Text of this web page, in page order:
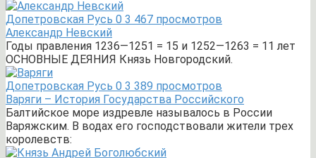
Допетровская Русь 0 3 467 просмотров
Александр Невский
Годы правления 1236—1251 = 15 и 1252—1263 = 11 лет
ОСНОВНЫЕ ДЕЯНИЯ Князь Новгородский.
Допетровская Русь 0 3 389 просмотров
Варяги – История Государства Российского
Балтийское море издревле называлось в России
Варяжским. В водах его господствовали жители трех
королевств: